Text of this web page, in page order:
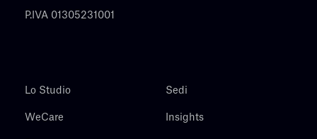
P.IVA 01305231001
Lo Studio
WeCare
Sedi
Insights